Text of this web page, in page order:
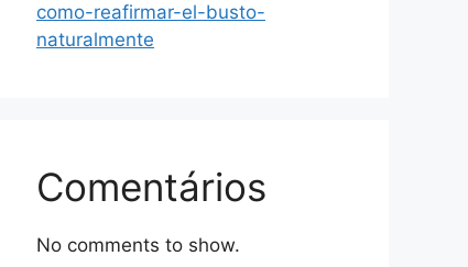
como-reafirmar-el-busto-
naturalmente
Comentários
No comments to show.